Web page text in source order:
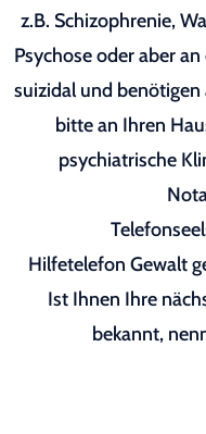
z.B. Schizophrenie,
Psychose oder aber
suizidal und benötigen
bitte an Ihren
psychiatrische
Hilfetelefon Gewalt
Ist Ihnen Ihre
bekannt,